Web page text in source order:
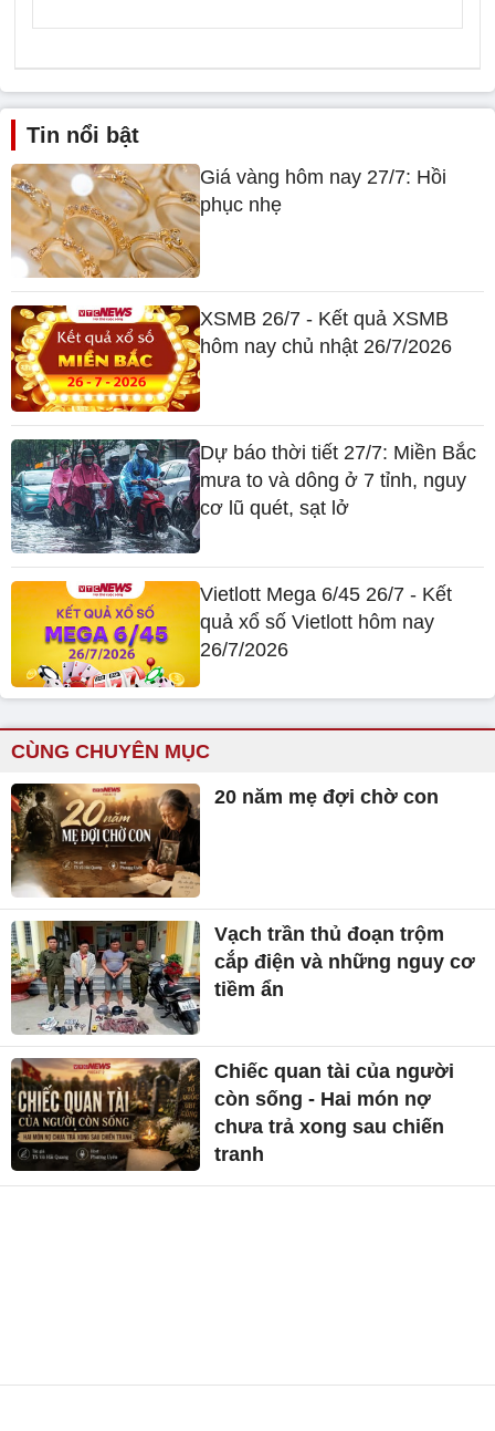
Tin nổi bật
Giá vàng hôm nay 27/7: Hồi
phục nhẹ
XSMB 26/7 - Kết quả XSMB
hôm nay chủ nhật 26/7/2026
Dự báo thời tiết 27/7: Miền Bắc
mưa to và dông ở 7 tỉnh, nguy
cơ lũ quét, sạt lở
Vietlott Mega 6/45 26/7 - Kết
quả xổ số Vietlott hôm nay
26/7/2026
CÙNG CHUYÊN MỤC
20 năm mẹ đợi chờ con
Vạch trần thủ đoạn trộm
cắp điện và những nguy cơ
tiềm ẩn
Chiếc quan tài của người
còn sống - Hai món nợ
chưa trả xong sau chiến
tranh